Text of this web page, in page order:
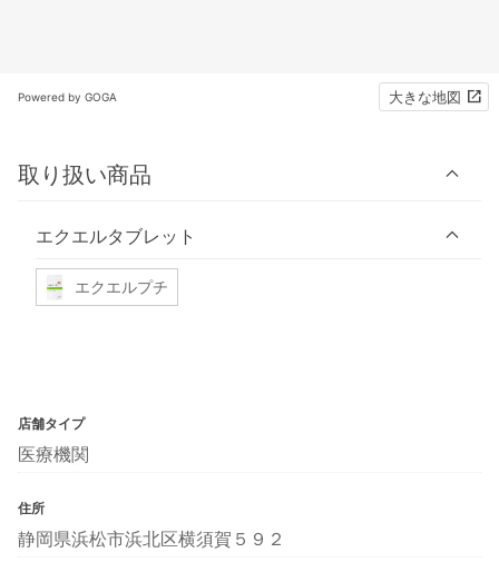
Powered by GOGA 大きな地図
取り扱い商品
エクエルタブレット
エクエルプチ
店舗タイプ
医療機関
住所
静岡県浜松市浜北区横須賀５９２